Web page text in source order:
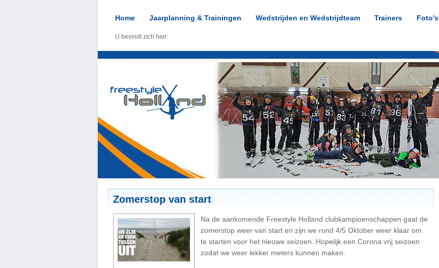
Zomerstop van start
Na de aankomende Freestyle Holland clubkampioenschappen gaat de
zomerstop weer van start en zijn we rond 4/5 Oktober weer klaar om
te starten voor het nieuwe seizoen. Hopelijk een Corona vrij seizoen
zodat we weer lekker meters kunnen maken.
Home Jaarplanning & Trainingen Wedstrijden en Wedstrijdteam Trainers Foto's
U bevindt zich hier: